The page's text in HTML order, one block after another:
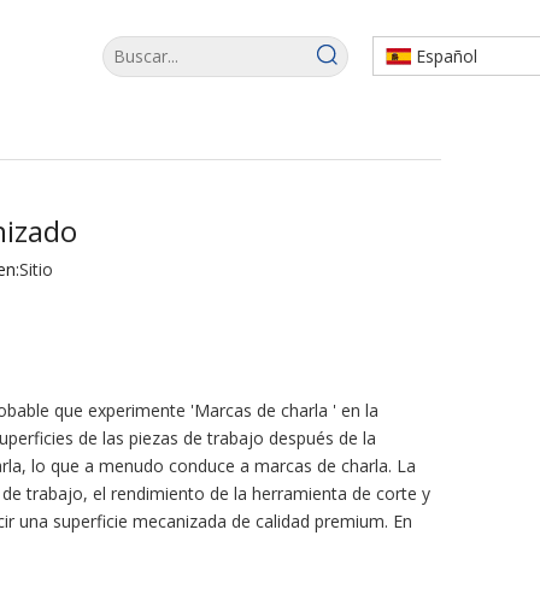
Español
Sitio
que experimente 'Marcas de charla ' en la
de las piezas de trabajo después de la
lo que a menudo conduce a marcas de charla. La
trabajo, el rendimiento de la herramienta de corte y
una superficie mecanizada de calidad premium. En